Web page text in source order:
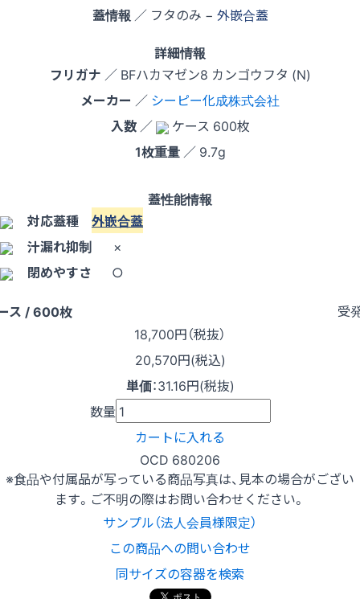
蓋情報 ／ フタのみ − 外嵌合蓋
詳細情報
フリガナ ／ BFハカマゼン8 カンゴウフタ (N)
メーカー ／ シーピー化成株式会社
入数／
ケース 600枚
1枚重量／ 9.7g
蓋性能情報
対応蓋種 外嵌合蓋
汁漏れ抑制
×
閉めやすさ
○
ス / 600枚
受
18,700円（税抜）
20,570円(税込)
単価：31.16円(税抜)
数量
カートに入れる
OCD 680206
※食品や付属品が写っている商品写真は、見本の場合がござい
ます。ご不明の際はお問い合わせください。
サンプル（法人会員様限定）
この商品への問い合わせ
同サイズの容器を検索